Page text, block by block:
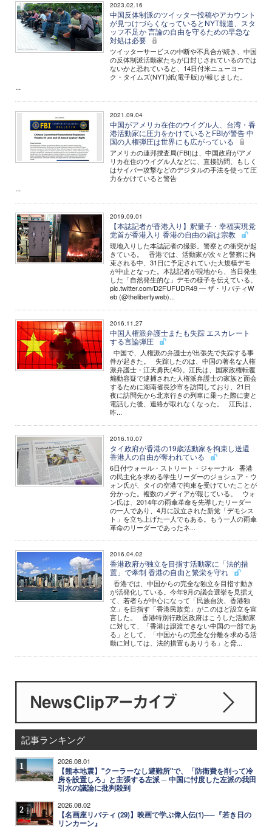
2023.02.16
中国反体制派のツイッター投稿やアカウント
が見つけづらくなっているとNYT報道、スタ
ッフ不足か 言論の自由を守るための早急な
対処は必要
ツイッターサービスの中断や不具合が続き、中国
の反体制派活動家たちが口封じされているのでは
ないかと恐れていると、14日付米ニューヨー
ク・タイムズ(NYT)紙(電子版)が報じました。
...
2021.09.04
中国がアメリカ在住のウイグル人、台湾・香
港活動家に圧力をかけているとFBIが警告 中
国の人権弾圧は世界にも広がっている
アメリカの連邦捜査局(FBI)は、中国政府がアメ
リカ在住のウイグル人などに、直接訪問、もしく
はサイバー攻撃などのデジタルの手法を使って圧
力をかけていると警告
...
2019.09.01
【本誌記者が香港入り】釈量子・幸福実現党
党首が香港入り 香港の自由の砦は宗教
現地入りした本誌記者の撮影。警察との衝突が起
きている。 香港では、活動家が次々と警察に拘
束される中、31日に予定されていた大規模デモ
が中止となった。本誌記者が現地から、当日発生
した「自然発生的な」デモの様子を伝えている。
pic.twitter.com/D2FUFUDR49 — ザ・リバティW
eb (@thelibertyweb)...
2016.11.27
中国人権派弁護士またも失踪 エスカレート
する言論弾圧
中国で、人権派の弁護士が出張先で失踪する事
件が起きた。 失踪したのは、中国の著名な人権
派弁護士・江天勇氏(45)。江氏は、国家政権転覆
煽動容疑で逮捕された人権派弁護士の家族と面会
するために湖南省長沙市を訪問しており、21日
夜に訪問先から北京行きの列車に乗った際に妻と
電話した後、連絡が取れなくなった。 江氏は、
昨...
2016.10.07
タイ政府が香港の19歳活動家を拘束し送還
香港人の自由が奪われている
6日付ウォール・ストリート・ジャーナル 香港
の民主化を求める学生リーダーのジョシュア・ウ
ォン氏が、タイの空港で拘束を受けていたことが
分かった。複数のメディアが報じている。 ウォ
ン氏は、2014年の雨傘革命を先導したリーダー
の一人であり、4月に設立された新党「デモシス
ト」を立ち上げた一人でもある。もう一人の雨傘
革命のリーダーであったネ...
2016.04.02
香港政府が独立を目指す活動家に「法的措
置」で牽制 香港の自由と繁栄を守れ
香港では、中国からの完全な独立を目指す動き
が活発化している。今年9月の議会選挙を見据え
て、若者らが中心になって「民族自決、香港独
立」を目指す「香港民族党」がこのほど設立を宣
言した。 香港特別行政区政府はこうした活動家
に対して、「香港は譲渡できない中国の一部であ
る」として、「中国からの完全な分離を求める活
動に対しては、法的措置もありうる」と脅...
記事ランキング
1 2026.08.01
【熊本地震】"クーラーなし避難所"で、「防衛費を削って冷
房を設置しろ」と主張する左派 ─ 中国に忖度した左派の我田
引水の議論に批判殺到
2 2026.08.02
【名画座リバティ (29)】映画で学ぶ偉人伝(1)──『若き日の
リンカーン』